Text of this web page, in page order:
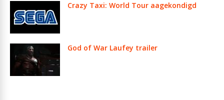
Crazy Taxi: World Tour aagekondigd
God of War Laufey trailer